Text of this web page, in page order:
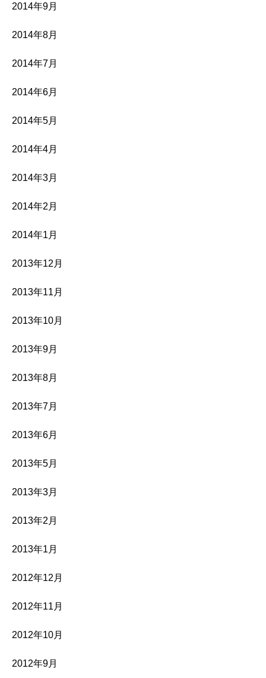
2014年9月
2014年8月
2014年7月
2014年6月
2014年5月
2014年4月
2014年3月
2014年2月
2014年1月
2013年12月
2013年11月
2013年10月
2013年9月
2013年8月
2013年7月
2013年6月
2013年5月
2013年3月
2013年2月
2013年1月
2012年12月
2012年11月
2012年10月
2012年9月